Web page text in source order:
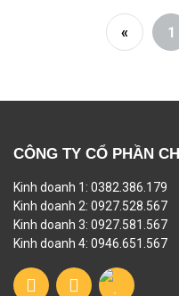
« 1
CÔNG TY CỔ PHẦN
Kinh doanh 1: 0382.386.179
Kinh doanh 2: 0927.528.567
Kinh doanh 3: 0927.581.567
Kinh doanh 4: 0946.651.567